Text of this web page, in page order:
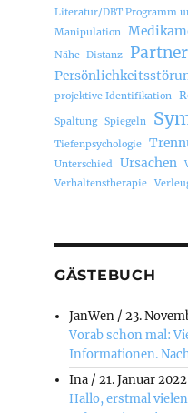
Literatur/DBT Programm
Manipulation
Nähe-Distanz Partner
projektive Identifikation
Spaltung Spiegeln
Tiefenpsychologie
Unterschied
Ursachen
Verhaltenstherapie
GÄSTEBUCH
JanWen /23.
Vorab schon mal:
Informationen.
Ina /21. Januar 2022
Hallo, erstmal